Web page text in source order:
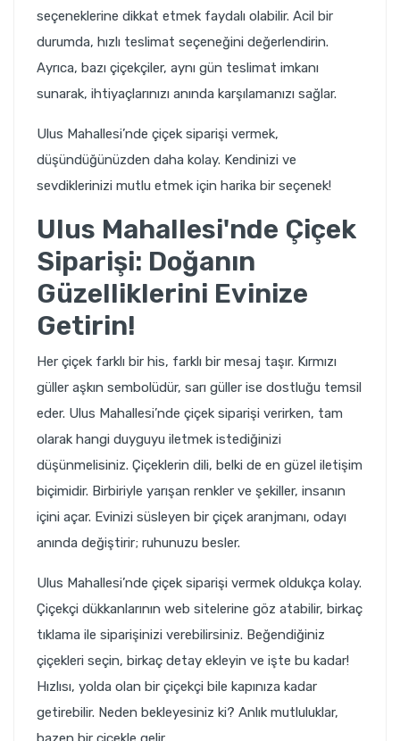
seçeneklerine dikkat etmek faydalı olabilir. Acil bir
durumda, hızlı teslimat seçeneğini değerlendirin.
Ayrıca, bazı çiçekçiler, aynı gün teslimat imkanı
sunarak, ihtiyaçlarınızı anında karşılamanızı sağlar.
Ulus Mahallesi’nde çiçek siparişi vermek,
düşündüğünüzden daha kolay. Kendinizi ve
sevdiklerinizi mutlu etmek için harika bir seçenek!
Ulus Mahallesi'nde Çiçek
Siparişi: Doğanın
Güzelliklerini Evinize
Getirin!
Her çiçek farklı bir his, farklı bir mesaj taşır. Kırmızı
güller aşkın sembolüdür, sarı güller ise dostluğu temsil
eder. Ulus Mahallesi’nde çiçek siparişi verirken, tam
olarak hangi duyguyu iletmek istediğinizi
düşünmelisiniz. Çiçeklerin dili, belki de en güzel iletişim
biçimidir. Birbiriyle yarışan renkler ve şekiller, insanın
içini açar. Evinizi süsleyen bir çiçek aranjmanı, odayı
anında değiştirir; ruhunuzu besler.
Ulus Mahallesi’nde çiçek siparişi vermek oldukça kolay.
Çiçekçi dükkanlarının web sitelerine göz atabilir, birkaç
tıklama ile siparişinizi verebilirsiniz. Beğendiğiniz
çiçekleri seçin, birkaç detay ekleyin ve işte bu kadar!
Hızlısı, yolda olan bir çiçekçi bile kapınıza kadar
getirebilir. Neden bekleyesiniz ki? Anlık mutluluklar,